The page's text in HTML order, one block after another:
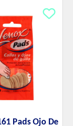
Pads Ojo De